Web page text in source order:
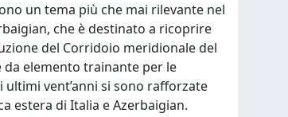
un tema più che mai rilevante nel
che è destinato a ricoprire
del Corridoio meridionale del
elemento trainante per le
vent’anni si sono rafforzate
estera di Italia e Azerbaigian.